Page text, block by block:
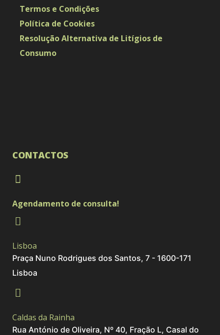
Termos e Condições
Política de Cookies
Resolução Alternativa de Litígios de
Consumo
CONTACTOS
Agendamento de consulta!
Lisboa
Praça Nuno Rodrigues dos Santos, 7 - 1600-171
Lisboa
Caldas da Rainha
Rua António de Oliveira, Nº 40, Fração L, Casal do